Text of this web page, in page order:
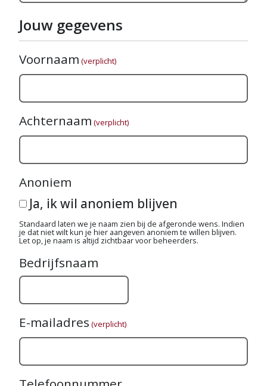
Jouw gegevens
Voornaam (verplicht)
Achternaam (verplicht)
Anoniem
Ja, ik wil anoniem blijven
Standaard laten we je naam zien bij de afgeronde wens. Indien
je dat niet wilt kun je hier aangeven anoniem te willen blijven.
Let op, je naam is altijd zichtbaar voor beheerders.
Bedrijfsnaam
E-mailadres (verplicht)